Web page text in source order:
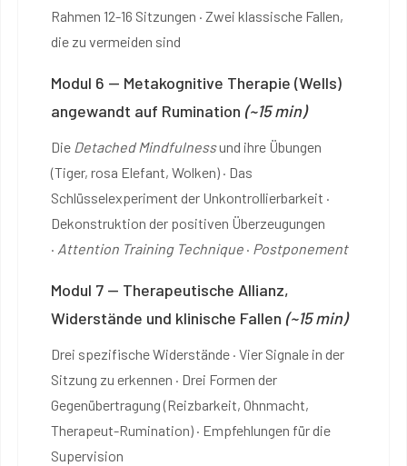
Rahmen 12-16 Sitzungen · Zwei klassische Fallen,
die zu vermeiden sind
Modul 6 — Metakognitive Therapie (Wells)
angewandt auf Rumination (~15 min)
Die Detached Mindfulnessund ihre Übungen
(Tiger, rosa Elefant, Wolken) · Das
Schlüsselexperiment der Unkontrollierbarkeit ·
Dekonstruktion der positiven Überzeugungen
· Attention Training Technique · Postponement
Modul 7 — Therapeutische Allianz,
Widerstände und klinische Fallen (~15 min)
Drei spezifische Widerstände · Vier Signale in der
Sitzung zu erkennen · Drei Formen der
Gegenübertragung (Reizbarkeit, Ohnmacht,
Therapeut-Rumination) · Empfehlungen für die
Supervision